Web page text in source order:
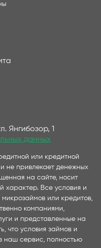
Янгибозор, 1
данных
или кредитной
не привлекает денежных
на сайте, носит
характер. Все условия и
или кредитов,
компаниями,
и представленные на
что условия займов и
наш сервис, полностью